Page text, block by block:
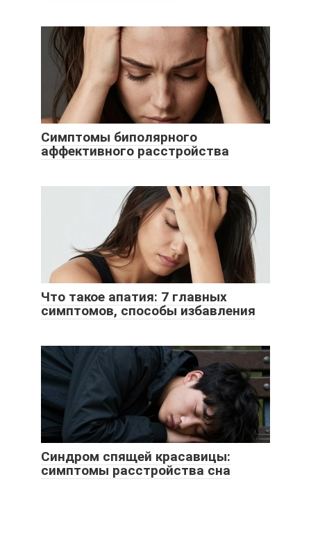
Симптомы биполярного
аффективного расстройства
Что такое апатия: 7 главных
симптомов, способы избавления
Синдром спящей красавицы:
симптомы расстройства сна